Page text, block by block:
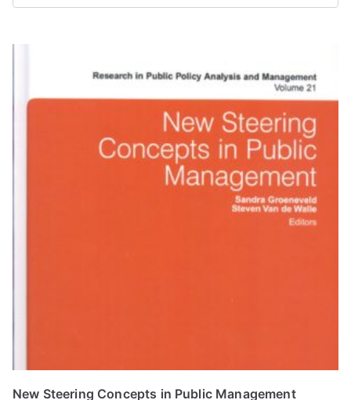
New Steering Concepts in Public Management